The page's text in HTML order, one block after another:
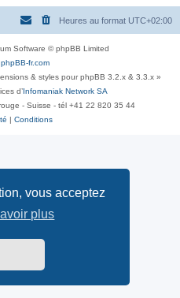
vous acceptez
plus
Heures au format UTC+02:00
Software © phpBB Limited
phpBB-fr.com
& styles pour phpBB 3.2.x & 3.3.x »
d’ Infomaniak Network SA
- Suisse - tél +41 22 820 35 44
Conditions